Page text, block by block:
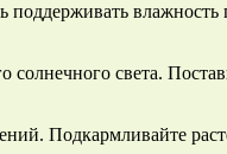
поддерживать
света.
Подкармливайте